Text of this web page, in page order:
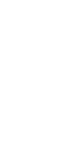
スト入り『Jouet（
テムです。
エ）洗えるキッズラ
お人形やミニカー